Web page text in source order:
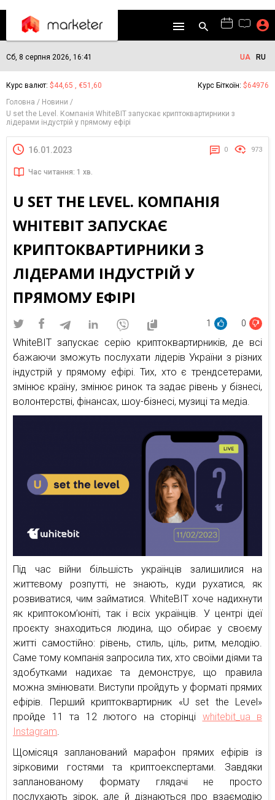
Сб, 8 серпня 2026, 16:41 UA RU
Курс валют: $44,65 , €51,60 Курс Біткоїн: $64976
Головна
Новини
U set the Level. Компанія WhiteBIT запускає криптоквартирники з
лідерами індустрій у прямому ефірі
16.01.2023 0 973
Час читання: 1 хв.
U SET THE LEVEL. КОМПАНІЯ
WHITEBIT ЗАПУСКАЄ
КРИПТОКВАРТИРНИКИ З
ЛІДЕРАМИ ІНДУСТРІЙ У
ПРЯМОМУ ЕФІРІ
1 0
WhiteBIT запускає серію криптоквартирників, де всі
бажаючи зможуть послухати лідерів України з різних
індустрій у прямому ефірі. Тих, хто є трендсетерами,
змінює країну, змінює ринок та задає рівень у бізнесі,
волонтерстві, фінансах, шоу-бізнесі, музиці та медіа.
Під час війни більшість українців залишилися на
життєвому розпутті, не знають, куди рухатися, як
розвиватися, чим займатися. WhiteBIT хоче надихнути
як криптоком’юніті, так і всіх українців. У центрі ідеї
проєкту знаходиться людина, що обирає у своєму
житті самостійно: рівень, стиль, ціль, ритм, мелодію.
Саме тому компанія запросила тих, хто своїми діями та
здобутками надихає та демонструє, що правила
можна змінювати. Виступи пройдуть у форматі прямих
ефірів. Перший криптоквартирник «U set the Level»
пройде 11 та 12 лютого на сторінці whitebit_ua в
Instagram
Щомісяця запланований марафон прямих ефірів із
зірковими гостями та криптоекспертами. Завдяки
запланованому формату глядачі не просто
послухають зірок, але й дізнаються про взаємодію